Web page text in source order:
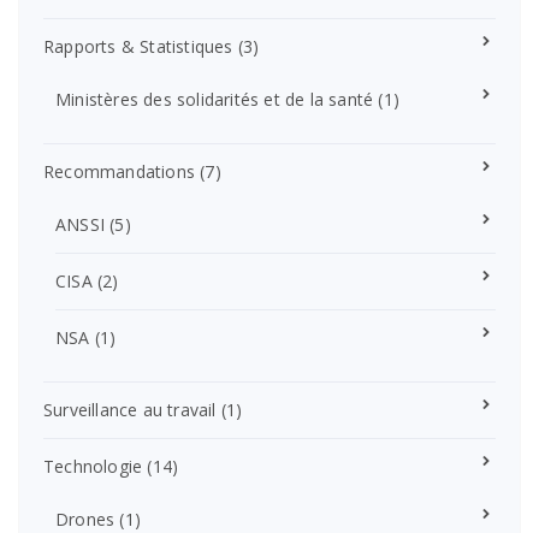
Rapports & Statistiques (3)
Ministères des solidarités et de la santé (1)
Recommandations (7)
ANSSI (5)
CISA(2)
NSA (1)
Surveillance au travail (1)
Technologie (14)
Drones (1)